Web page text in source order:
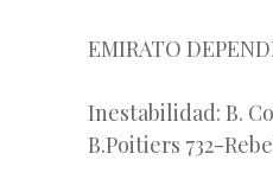
EMIRATO
Inestabilidad: B.
B.Poitiers 732-